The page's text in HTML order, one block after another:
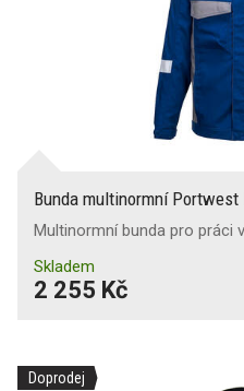
Bunda multinormní Portwest
Multinormní bunda pro práci
Skladem
2 255 Kč
Doprodej